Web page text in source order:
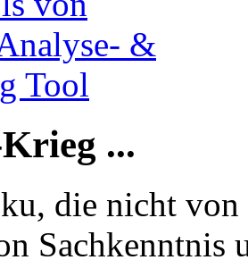
...
die nicht
Sachkenntnis